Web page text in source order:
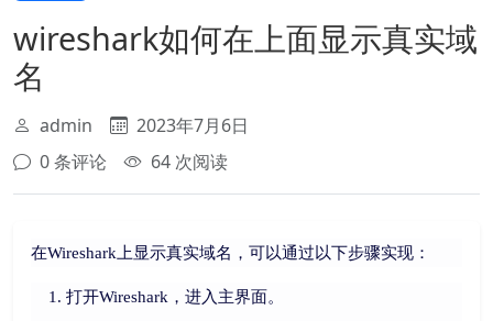
wireshark如何在上面显示真实域
名
admin
2023年7月6日
0 条评论
64 次阅读
在Wireshark上显示真实域名，可以通过以下步骤实现：
打开Wireshark，进入主界面。